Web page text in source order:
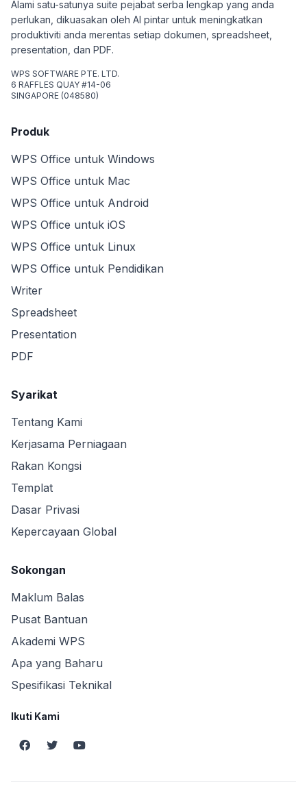
Alami satu-satunya suite pejabat serba lengkap yang anda
perlukan, dikuasakan oleh AI pintar untuk meningkatkan
produktiviti anda merentas setiap dokumen, spreadsheet,
presentation, dan PDF.
WPS SOFTWARE PTE. LTD.
6 RAFFLES QUAY #14-06
SINGAPORE (048580)
Produk
WPS Office untuk Windows
WPS Office untuk Mac
WPS Office untuk Android
WPS Office untuk iOS
WPS Office untuk Linux
WPS Office untuk Pendidikan
Writer
Spreadsheet
Presentation
PDF
Syarikat
Tentang Kami
Kerjasama Perniagaan
Rakan Kongsi
Templat
Dasar Privasi
Kepercayaan Global
Sokongan
Maklum Balas
Pusat Bantuan
Akademi WPS
Apa yang Baharu
Spesifikasi Teknikal
Ikuti Kami